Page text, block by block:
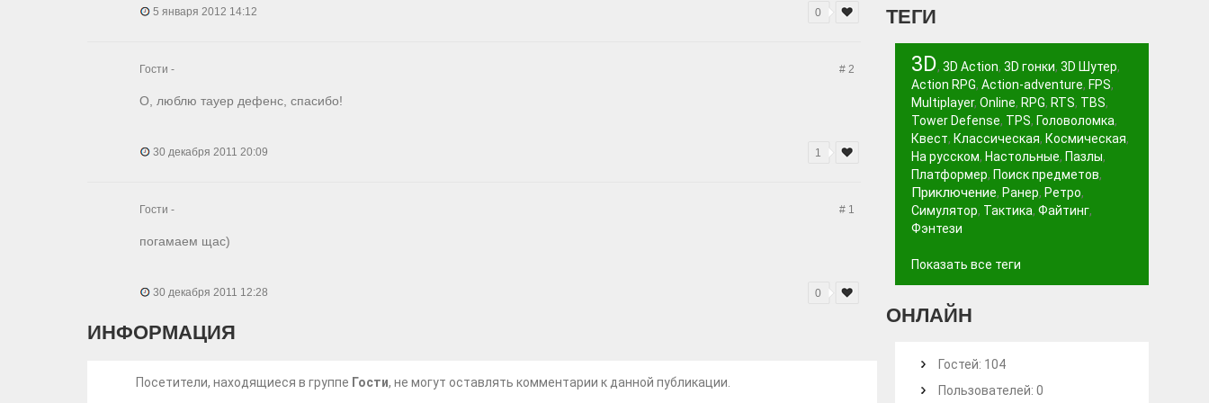
5 января 2012 14:12 0
Гости - # 2
О, люблю тауер дефенс, спасибо!
30 декабря 2011 20:09 1
Гости - # 1
погамаем щас)
30 декабря 2011 12:28 0
ИНФОРМАЦИЯ
Посетители, находящиеся в группе Гости, не могут оставлять комментарии к данной публикации.
ТЕГИ
3D, 3D Action, 3D гонки, 3D Шутер,
Action RPG, Action-adventure, FPS,
Multiplayer, Online, RPG, RTS, TBS,
Tower Defense, TPS, Головоломка,
Квест, Классическая, Космическая,
На русском, Настольные, Пазлы,
Платформер, Поиск предметов,
Приключение, Ранер, Ретро,
Симулятор, Тактика, Файтинг,
Фэнтези
Показать все теги
ОНЛАЙН
Гостей: 104
Пользователей: 0